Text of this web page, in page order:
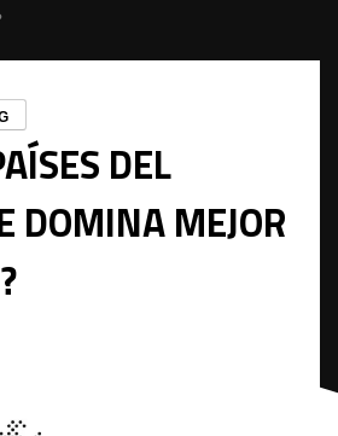
DEL
DOMINA MEJOR